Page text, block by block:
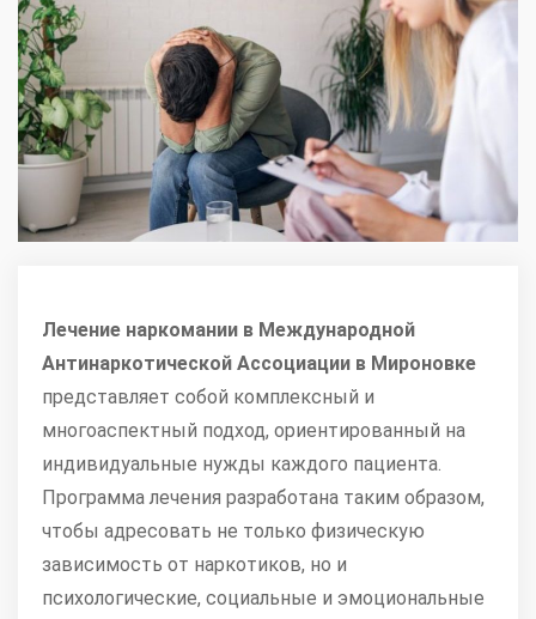
Лечение наркомании в Международной
Антинаркотической Ассоциации в Мироновке
представляет собой комплексный и
многоаспектный подход, ориентированный на
индивидуальные нужды каждого пациента.
Программа лечения разработана таким образом,
чтобы адресовать не только физическую
зависимость от наркотиков, но и
психологические, социальные и эмоциональные